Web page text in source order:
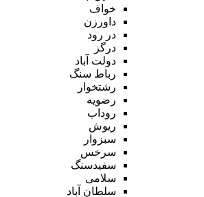
خواف
داورزن
در رود
درگز
دولت آباد
رباط سنگ
رشتخوار
رضویه
روداب
ریوش
سبزوار
سرخس
سفیدسنگ
سلامی
سلطان آباد